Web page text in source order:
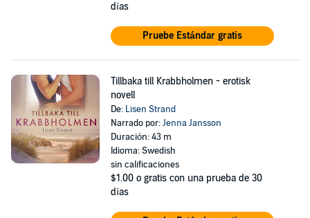
días
Pruebe Estándar gratis
Tillbaka till Krabbholmen - erotisk
novell
De: Lisen Strand
Narrado por:Jenna Jansson
Duración: 43 m
Idioma: Swedish
sin calificaciones
$1.00 o gratis con una prueba de 30
días